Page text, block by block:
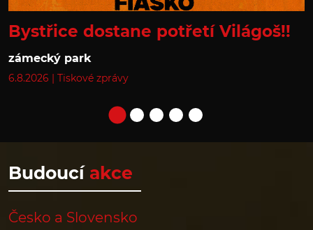
Bystřice dostane potřetí Világoš!!
zámecký park
6.8.2026 | Tiskové zprávy
Budoucí akce
Česko a Slovensko